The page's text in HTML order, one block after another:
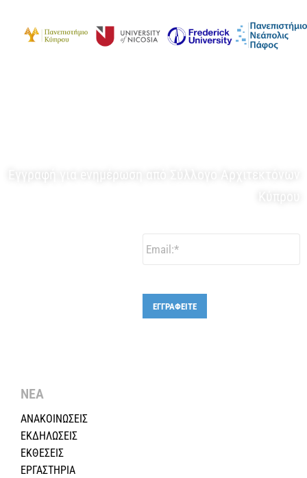
Εγγραφή για eνημέρωση από Σύλλογο Αρχιτεκτόνων
ΕΓΓΡΑΦΕΙΤΕ
ΝΕΑ
ΑΝΑΚΟΙΝΩΣΕΙΣ
ΕΚΔΗΛΩΣΕΙΣ
ΕΚΘΕΣΕΙΣ
ΕΡΓΑΣΤΗΡΙΑ